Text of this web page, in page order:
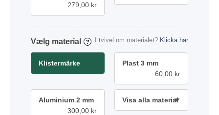
279,00 kr
material ? I tvivel om materialet? Klicka här
Klistermärke
Plast 3 mm
60,00 kr
Aluminium 2 mm
300,00 kr
Visa alla material